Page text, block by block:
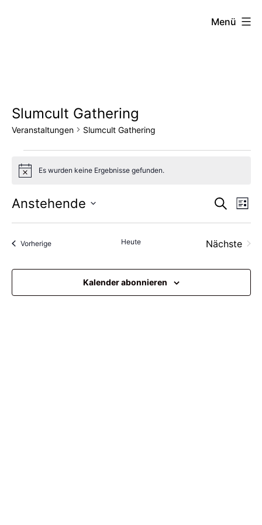
Menü
Slumcult Gathering
Veranstaltungen Slumcult Gathering
Veranstaltungen
HinweisEs wurden keine Ergebnisse gefunden.
SucheListe
Anstehende
Datum
wählen.
VorherigeVeranstaltungen Heute
Nächste
Kalender abonnieren